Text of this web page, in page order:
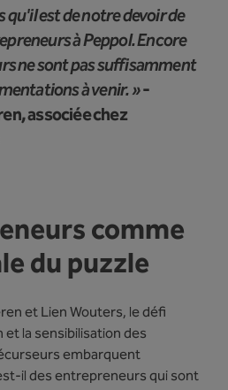
est de notre devoir de
à Peppol. Encore
ne sont pas suffisamment
à venir. »-
associée chez
comme
du puzzle
et Lien Wouters, le défi
la sensibilisation des
embarquent
il des entrepreneurs qui sont